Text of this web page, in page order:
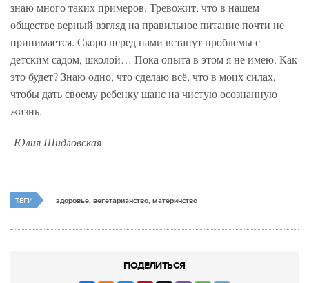
знаю много таких примеров. Тревожит, что в нашем
обществе верный взгляд на правильное питание почти не
принимается. Скоро перед нами встанут проблемы с
детским садом, школой… Пока опыта в этом я не имею. Как
это будет? Знаю одно, что сделаю всё, что в моих силах,
чтобы дать своему ребенку шанс на чистую осознанную
жизнь.
Юлия Шидловская
ТЕГИ здоровье, вегетарианство, материнство
ПОДЕЛИТЬСЯ